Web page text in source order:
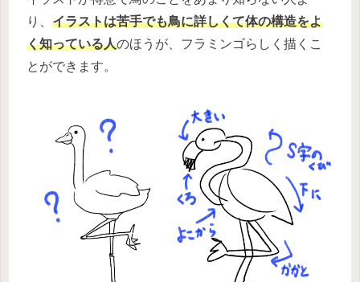
り、 イラストは苦手でも鳥に詳しくて体の構造をよ
く知っている人のほうが、フラミンゴらしく描くこ
とができます。